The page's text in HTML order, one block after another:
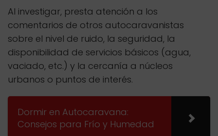
Al investigar, presta atención a los
comentarios de otros autocaravanistas
sobre el nivel de ruido, la seguridad, la
disponibilidad de servicios básicos (agua,
vaciado, etc.) y la cercanía a núcleos
urbanos o puntos de interés.
Dormir en Autocaravana:
Consejos para Frío y Humedad